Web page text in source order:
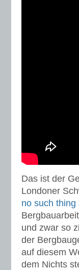
Das ist der
Londoner
no such thing
und zwar so
der
auf diesem
dem Nichts